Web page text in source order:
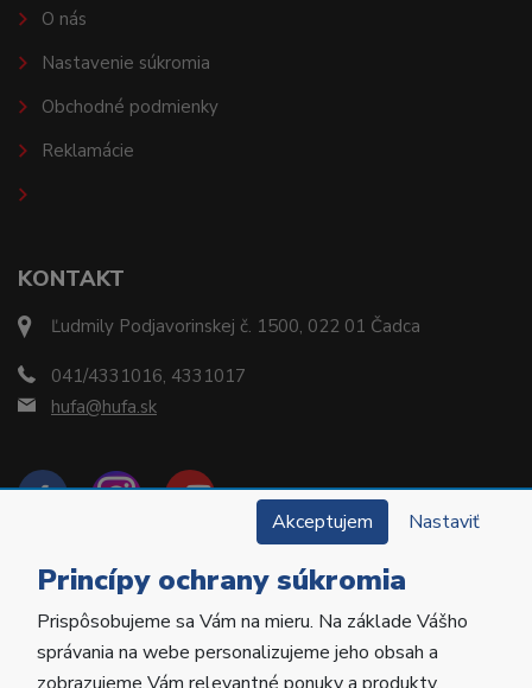
KONTAKT
Ľudmily Podjavorinskej č. 1500, 022 01 Čadca
041/4331016, 4331017
hufa@hufa.sk
O nás
Nastavenie súkromia
Obchodné podmienky
Reklamácie
Copyright © 2022 Hu-Fa Dental a.s. Všetky práva
vyhradené.
Akceptujem Nastaviť
Princípy ochrany súkromia
Prispôsobujeme sa Vám na mieru. Na základe Vášho
správania na webe personalizujeme jeho obsah a